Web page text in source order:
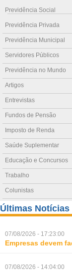
Previdência Social
Previdência Privada
Previdência Municipal
Servidores Públicos
Previdência no Mundo
Artigos
Entrevistas
Fundos de Pensão
Imposto de Renda
Saúde Suplementar
Educação e Concursos
Trabalho
Colunistas
Últimas Notícias
07/08/2026 - 17:23:00
Empresas devem
07/08/2026 - 14:04:00